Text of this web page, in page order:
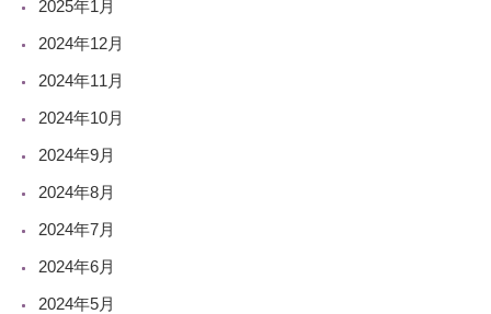
2025年1月
2024年12月
2024年11月
2024年10月
2024年9月
2024年8月
2024年7月
2024年6月
2024年5月